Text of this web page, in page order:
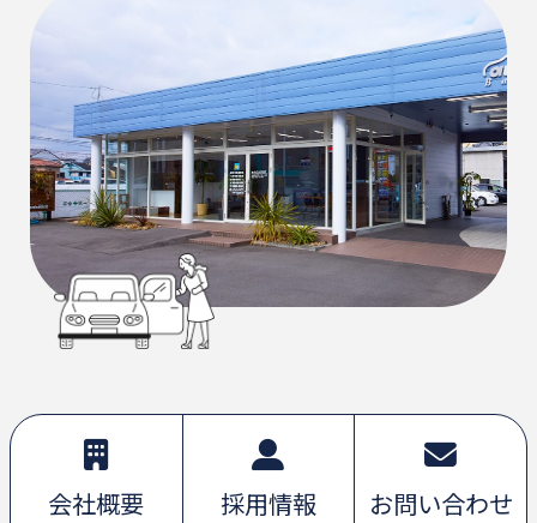
会社概要 採用情報 お問い合わせ